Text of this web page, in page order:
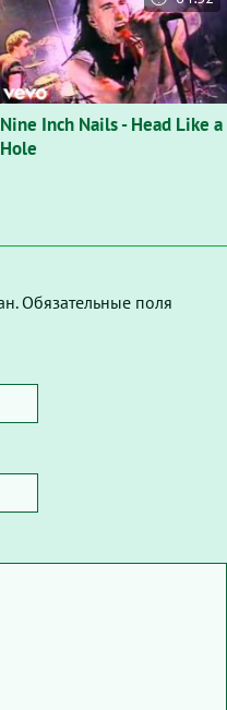
Nine Inch Nails - Head Like a
Hole
Обязательные поля